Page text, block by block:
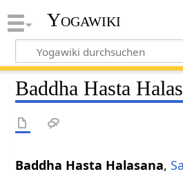
Yogawiki
Baddha Hasta
Baddha Hasta Halasana,